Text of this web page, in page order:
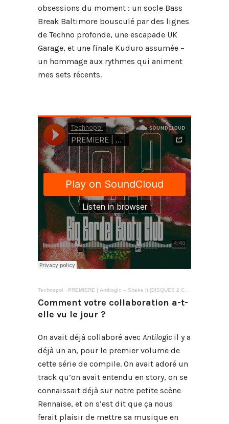
obsessions du moment : un socle Bass
Break Baltimore bousculé par des lignes
de Techno profonde, une escapade UK
Garage, et une finale Kuduro assumée –
un hommage aux rythmes qui animent
mes sets récents.
Technopol · PREMIERE | Antilogic – Shake It [DISQUES 2 CHIENNES]
Comment votre collaboration a-t-
elle vu le jour ?
On avait déjà collaboré avec Antilogic il y a
déjà un an, pour le premier volume de
cette série de compile. On avait adoré un
track qu’on avait entendu en story, on se
connaissait déjà sur notre petite scène
Rennaise, et on s’est dit que ça nous
ferait plaisir de mettre sa musique en